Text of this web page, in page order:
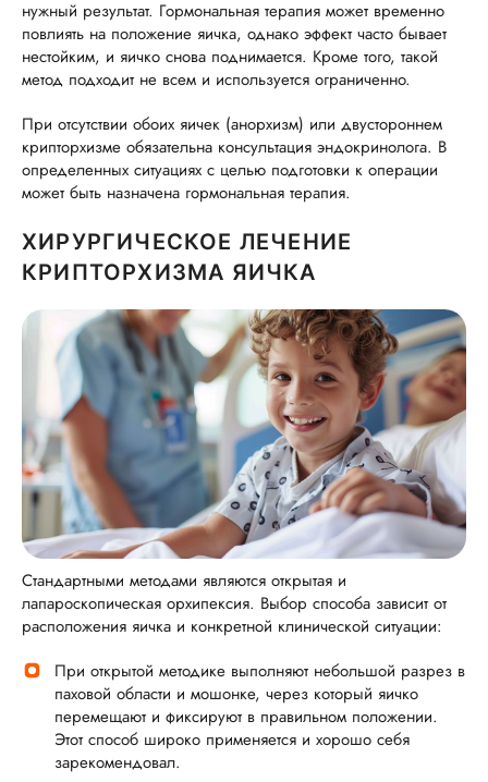
нужный результат. Гормональная терапия может временно
повлиять на положение яичка, однако эффект часто бывает
нестойким, и яичко снова поднимается. Кроме того, такой
метод подходит не всем и используется ограниченно.
При отсутствии обоих яичек (анорхизм) или двустороннем
крипторхизме обязательна консультация эндокринолога. В
определенных ситуациях с целью подготовки к операции
может быть назначена гормональная терапия.
ХИРУРГИЧЕСКОЕ ЛЕЧЕНИЕ
КРИПТОРХИЗМА ЯИЧКА
Стандартными методами являются открытая и
лапароскопическая орхипексия. Выбор способа зависит от
расположения яичка и конкретной клинической ситуации:
При открытой методике выполняют небольшой разрез в
паховой области и мошонке, через который яичко
перемещают и фиксируют в правильном положении.
Этот способ широко применяется и хорошо себя
зарекомендовал.